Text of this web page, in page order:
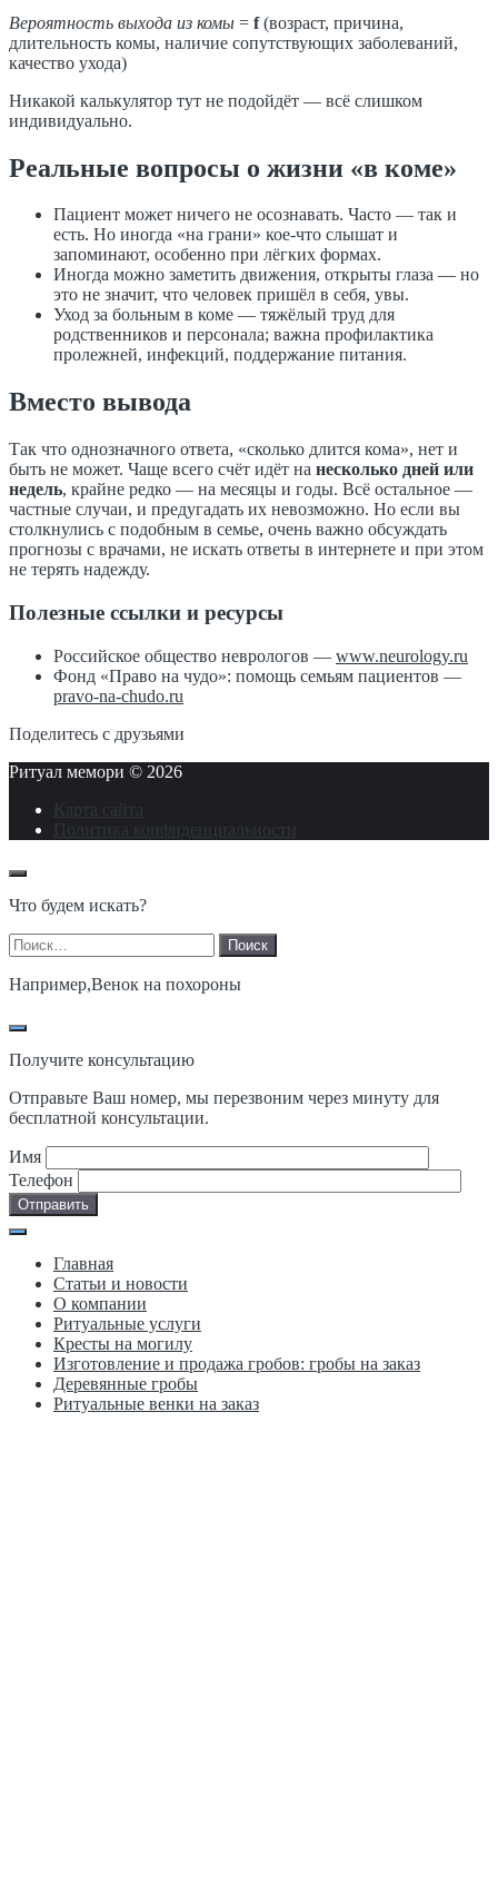
Вероятность выхода из комы = f(возраст, причина,
длительность комы, наличие сопутствующих заболеваний,
качество ухода)
Никакой калькулятор тут не подойдёт — всё слишком
индивидуально.
Реальные вопросы о жизни «в коме»
Пациент может ничего не осознавать. Часто — так и
есть. Но иногда «на грани» кое-что слышат и
запоминают, особенно при лёгких формах.
Иногда можно заметить движения, открыты глаза — но
это не значит, что человек пришёл в себя, увы.
Уход за больным в коме — тяжёлый труд для
родственников и персонала; важна профилактика
пролежней, инфекций, поддержание питания.
Вместо вывода
Так что однозначного ответа, «сколько длится кома», нет и
быть не может. Чаще всего счёт идёт на несколько дней или
недель, крайне редко — на месяцы и годы. Всё остальное —
частные случаи, и предугадать их невозможно. Но если вы
столкнулись с подобным в семье, очень важно обсуждать
прогнозы с врачами, не искать ответы в интернете и при этом
не терять надежду.
Полезные ссылки и ресурсы
Российское общество неврологов — www.neurology.ru
Фонд «Право на чудо»: помощь семьям пациентов —
pravo-na-chudo.ru
Поделитесь с друзьями
Ритуал мемори © 2026
Карта сайта
Политика конфиденциальности
Что будем искать?
Найти:
Например,Венок на похороны
Получите консультацию
Отправьте Ваш номер, мы перезвоним через минуту для
бесплатной консультации.
Имя
Телефон
Главная
Статьи и новости
О компании
Ритуальные услуги
Кресты на могилу
Изготовление и продажа гробов: гробы на заказ
Деревянные гробы
Ритуальные венки на заказ